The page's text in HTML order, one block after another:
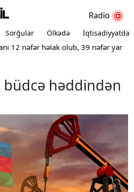
Radio
Sorğular Ölkədə İqtisadiyyatda
nəfər həlak olub, 39 nəfər yaralanıb
həddindən